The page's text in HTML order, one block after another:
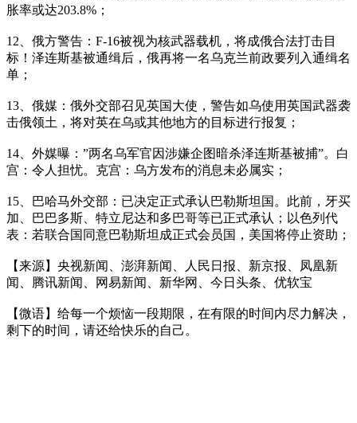
胀率或达203.8%；
12、俄方警告：F-16被视为核武器载机，将成俄合法打击目
标！泽连斯基被通缉后，俄再将一名乌克兰前政要列入通缉名
单；
13、俄媒：俄外交部召见英国大使，警告如乌使用英国武器袭
击俄领土，将对英在乌或其他地方的目标进行报复；
14、外媒曝：”两名乌军官因涉嫌企图暗杀泽连斯基被捕”。白
宫：令人担忧。克宫：乌方发布的消息未必属实；
15、巴哈马外交部：已决定正式承认巴勒斯坦国。此前，牙买
加、巴巴多斯、特立尼达和多巴哥等已正式承认；以色列代
表：若联合国同意巴勒斯坦成正式会员国，美国将停止资助；
【来源】央视新闻、澎湃新闻、人民日报、新京报、凤凰新
闻、腾讯新闻、网易新闻、新华网、今日头条、优软宝
【微语】给每一个烦恼一段期限，在有限的时间内尽力解决，
剩下的时间，请还给快乐的自己。